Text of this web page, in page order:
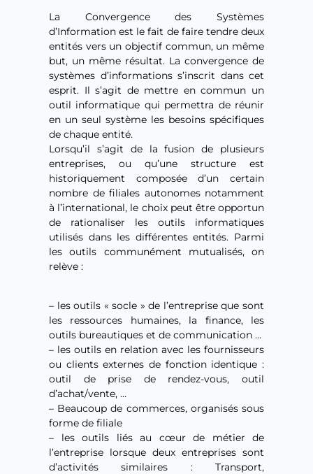
La Convergence des Systèmes
d’Information est le fait de faire tendre deux
entités vers un objectif commun, un même
but, un même résultat. La convergence de
systèmes d’informations s’inscrit dans cet
esprit. Il s’agit de mettre en commun un
outil informatique qui permettra de réunir
en un seul système les besoins spécifiques
de chaque entité.
Lorsqu’il s’agit de la fusion de plusieurs
entreprises, ou qu’une structure est
historiquement composée d’un certain
nombre de filiales autonomes notamment
à l’international, le choix peut être opportun
de rationaliser les outils informatiques
utilisés dans les différentes entités. Parmi
les outils communément mutualisés, on
relève :
– les outils « socle » de l’entreprise que sont
les ressources humaines, la finance, les
outils bureautiques et de communication …
– les outils en relation avec les fournisseurs
ou clients externes de fonction identique :
outil de prise de rendez-vous, outil
d’achat/vente, …
– Beaucoup de commerces, organisés sous
forme de filiale
– les outils liés au cœur de métier de
l’entreprise lorsque deux entreprises sont
d’activités similaires : Transport,